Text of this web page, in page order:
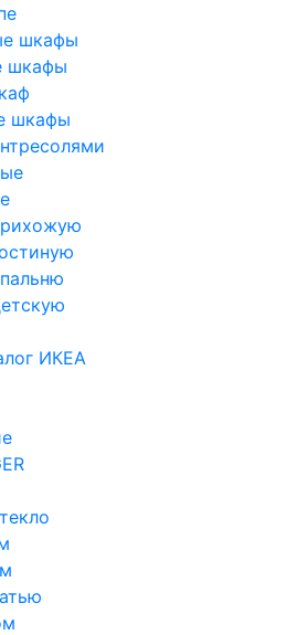
шкафы
шкафы
шкафы
ИКЕА